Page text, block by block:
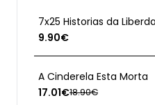
7x25 Historias da
9.90€
A Cinderela Esta Morta
17.01€18.90€